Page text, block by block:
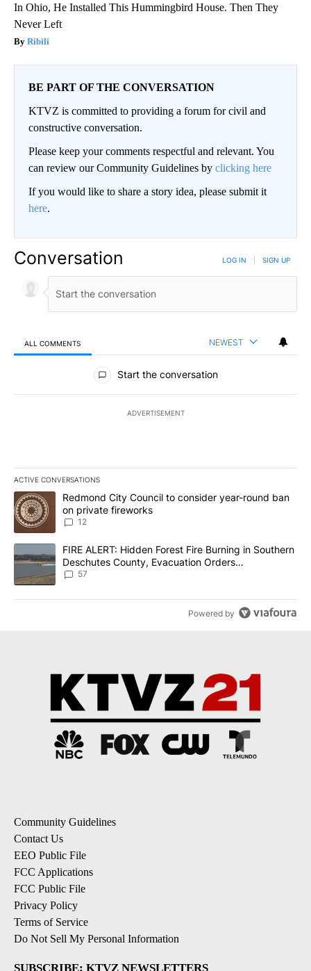
In Ohio, He Installed This Hummingbird House. Then They
Never Left
Ribili
BE PART OF THE CONVERSATION
KTVZ is committed to providing a forum for civil and
constructive conversation.
Please keep your comments respectful and relevant. You
can review our Community Guidelines by clicking here
If you would like to share a story idea, please submit it
here.
Conversation LOG IN SIGN UP
ALL COMMENTS NEWEST
All Comments
Start the conversation
ADVERTISEMENT
ACTIVE CONVERSATIONS
The following is a list of the most commented articles in the last
A trending article titled "Redmond City Council to consider
Redmond City Council to consider year-round ban
on private fireworks
12
A trending article titled "FIRE ALERT: Hidden Forest Fire
FIRE ALERT: Hidden Forest Fire Burning in Southern
Deschutes County, Evacuation Orders
Implemented
57
Powered by
Community Guidelines
Contact Us
EEO Public File
FCC Applications
FCC Public File
Privacy Policy
Terms of Service
Do Not Sell My Personal Information
SUBSCRIBE: KTVZ NEWSLETTERS